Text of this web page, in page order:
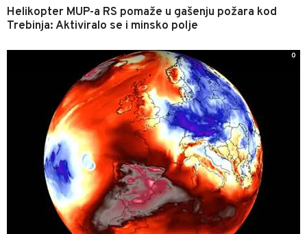
Helikopter MUP-a RS pomaže u gašenju požara kod
Trebinja: Aktiviralo se i minsko polje
0